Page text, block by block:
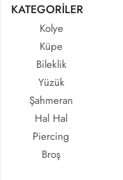
KATEGORİLER
Kolye
Küpe
Bileklik
Yüzük
Şahmeran
Hal Hal
Piercing
Broş